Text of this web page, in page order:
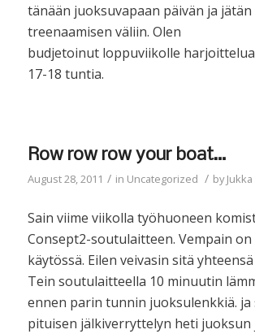
tänään juoksuvapaan päivän ja
treenaamisen väliin. Olen
budjetoinut loppuviikolle
17-18 tuntia.
Row row row your boat…
August 28, 2011 / in Uncategorized / by
Sain viime viikolla työhuoneen
Consept2-soutulaitteen. Vempain
käytössä. Eilen veivasin sitä
Tein soutulaitteella 10 minuutin
ennen parin tunnin juoksulenkkiä. ja
pituisen jälkiverryttelyn heti juoksun